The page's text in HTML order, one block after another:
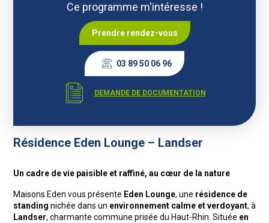
Ce programme m'intéresse !
Prendre rendez-vous
03 89 50 06 96
DEMANDE DE DOCUMENTATION
Résidence Eden Lounge – Landser
Un cadre de vie paisible et raffiné, au cœur de la nature
Maisons Eden vous présente Eden Lounge, une résidence de
standing nichée dans un environnement calme et verdoyant, à
Landser, charmante commune prisée du Haut-Rhin. Située en